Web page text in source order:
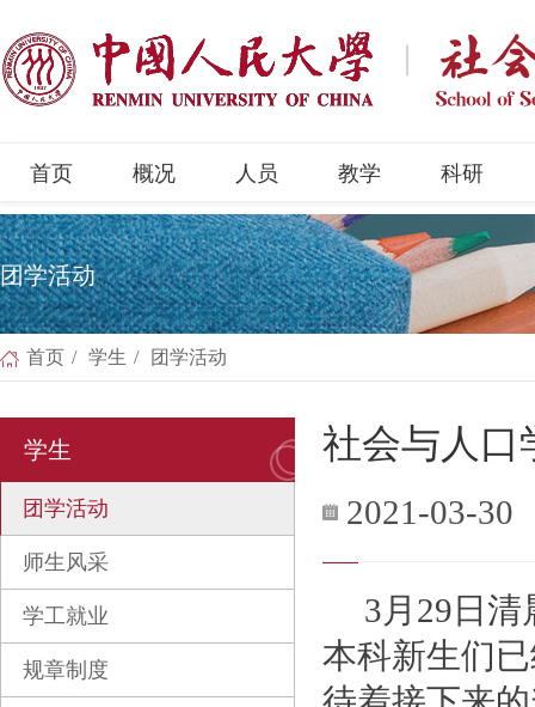
首页 概况 人员 教学 科研
团学活动
首页 / 学生 / 团学活动
学生
团学活动
师生风采
学工就业
规章制度
社会与人口
2021-03-30
3月29日
本科新生们